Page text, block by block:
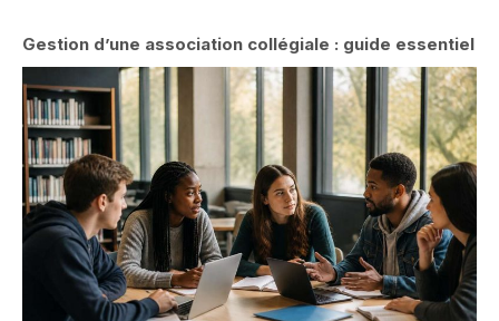
Gestion d’une association collégiale : guide essentiel